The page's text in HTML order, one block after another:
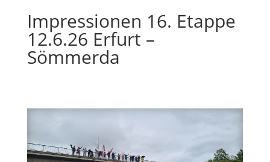
Impressionen 16. Etappe
12.6.26 Erfurt –
Sömmerda